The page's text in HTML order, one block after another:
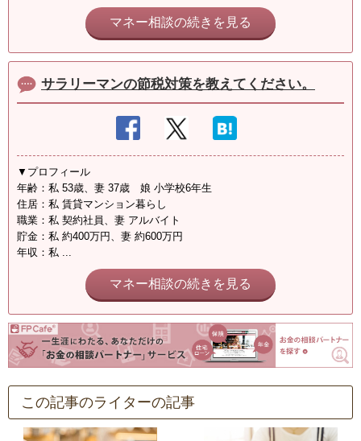
マネー相談の続きを見る
サラリーマンの節税対策を教えてください。
▼プロフィール
年齢：私 53歳、妻 37歳 娘 小学校6年生
住居：私 賃貸マンション暮らし
職業：私 契約社員、妻 アルバイト
貯金：私 約400万円、妻 約600万円
年収：私 ...
マネー相談の続きを見る
この記事のライターの記事